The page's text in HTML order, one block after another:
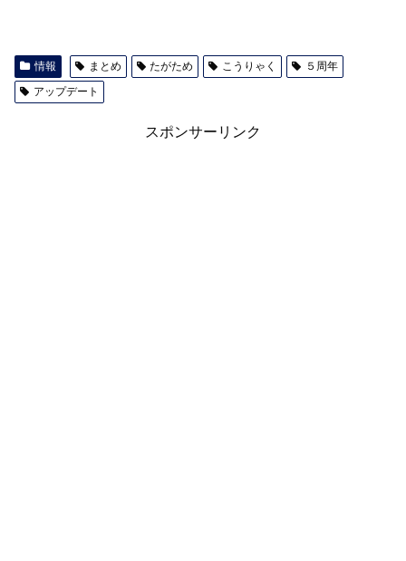
情報 まとめ たがため こうりゃく
５周年
アップデート
スポンサーリンク